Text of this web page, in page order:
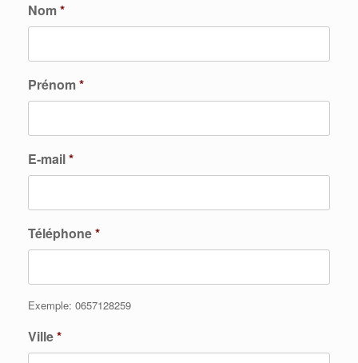
Nom*
Prénom*
E-mail*
Téléphone*
Exemple: 0657128259
Ville*